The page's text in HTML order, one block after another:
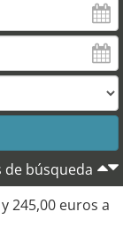
de búsqueda
245,00 euros a